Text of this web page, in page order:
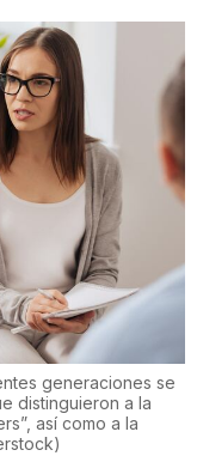
generaciones se
distinguieron a la
así como a la
)